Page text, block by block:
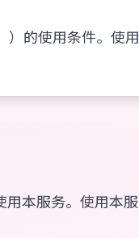
）的使用条件。使用
本服务。使用本服